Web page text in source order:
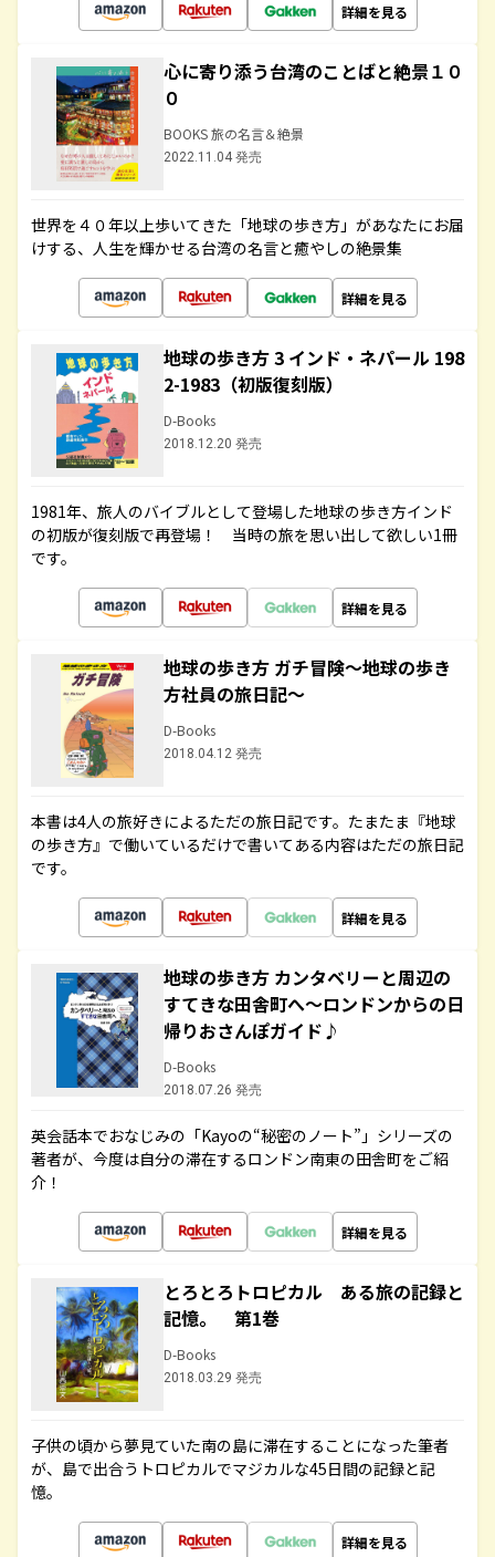
詳細を見る
心に寄り添う台湾のことばと絶景１０
０
BOOKS 旅の名言＆絶景
2022.11.04 発売
世界を４０年以上歩いてきた「地球の歩き方」があなたにお届
けする、人生を輝かせる台湾の名言と癒やしの絶景集
詳細を見る
地球の歩き方 3 インド・ネパール 198
2-1983（初版復刻版）
D-Books
2018.12.20 発売
1981年、旅人のバイブルとして登場した地球の歩き方インド
の初版が復刻版で再登場！ 当時の旅を思い出して欲しい1冊
です。
詳細を見る
地球の歩き方 ガチ冒険～地球の歩き
方社員の旅日記～
D-Books
2018.04.12 発売
本書は4人の旅好きによるただの旅日記です。たまたま『地球
の歩き方』で働いているだけで書いてある内容はただの旅日記
です。
詳細を見る
地球の歩き方 カンタベリーと周辺の
すてきな田舎町へ～ロンドンからの日
帰りおさんぽガイド♪
D-Books
2018.07.26 発売
英会話本でおなじみの「Kayoの“秘密のノート”」シリーズの
著者が、今度は自分の滞在するロンドン南東の田舎町をご紹
介！
詳細を見る
とろとろトロピカル ある旅の記録と
記憶。 第1巻
D-Books
2018.03.29 発売
子供の頃から夢見ていた南の島に滞在することになった筆者
が、島で出合うトロピカルでマジカルな45日間の記録と記
憶。
詳細を見る